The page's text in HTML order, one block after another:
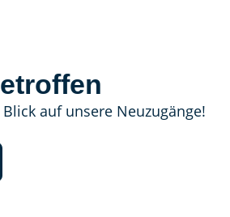
auf unsere Neuzugänge!